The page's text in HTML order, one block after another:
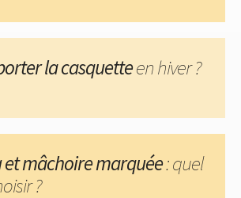
la casquetteen hiver ?
et mâchoire marquée: quel
?